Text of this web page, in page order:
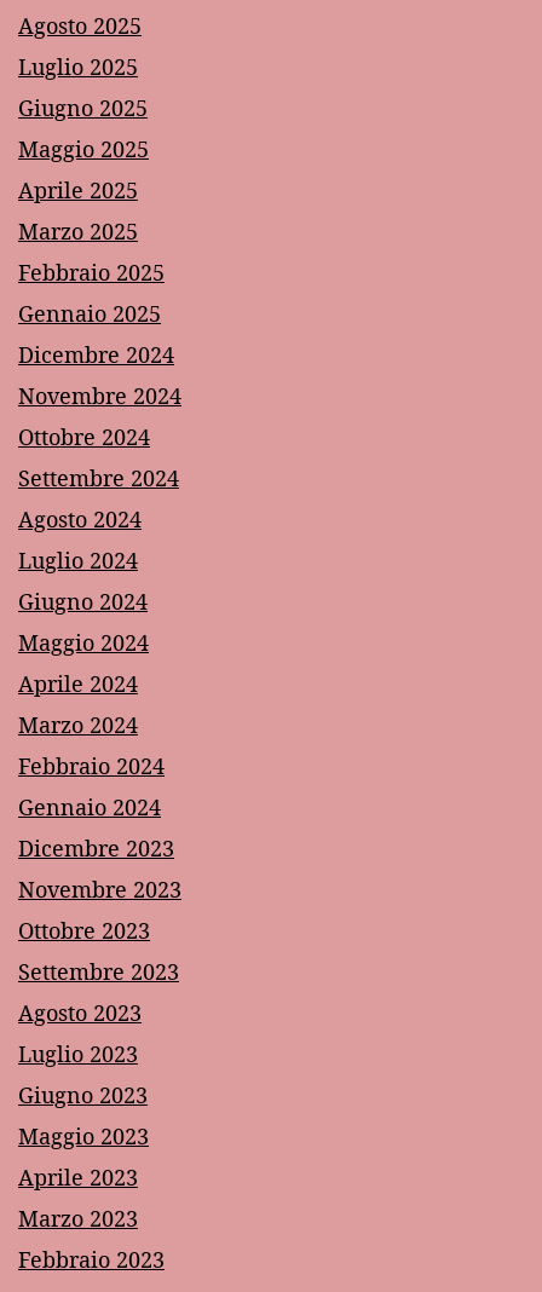
Agosto 2025
Luglio 2025
Giugno 2025
Maggio 2025
Aprile 2025
Marzo 2025
Febbraio 2025
Gennaio 2025
Dicembre 2024
Novembre 2024
Ottobre 2024
Settembre 2024
Agosto 2024
Luglio 2024
Giugno 2024
Maggio 2024
Aprile 2024
Marzo 2024
Febbraio 2024
Gennaio 2024
Dicembre 2023
Novembre 2023
Ottobre 2023
Settembre 2023
Agosto 2023
Luglio 2023
Giugno 2023
Maggio 2023
Aprile 2023
Marzo 2023
Febbraio 2023